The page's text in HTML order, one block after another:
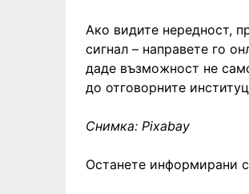
Ако видите нередност,
сигнал – направете го
даде възможност не
до отговорните
Снимка: Pixabay
Останете информирани